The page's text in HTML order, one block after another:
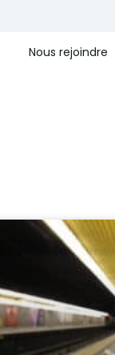
Nous rejoindre